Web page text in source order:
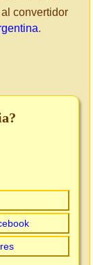
convertidor
.